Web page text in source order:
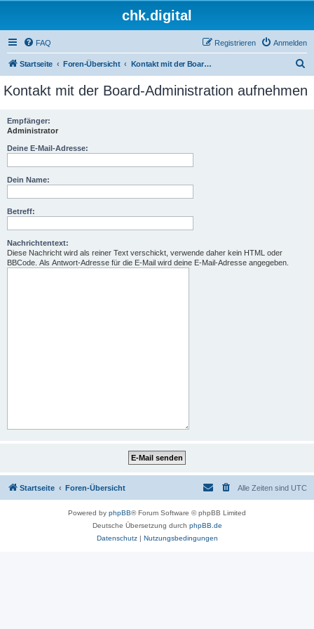
chk.digital
FAQ Anmelden
Registrieren
Startseite Foren-Übersicht Kontakt mit der Board-Administration aufnehmen
c
Kontakt mit der Board-Administration aufnehmen
Empfänger:
Administrator
Deine E-Mail-Adresse:
Dein Name:
Betreff:
Nachrichtentext:
Diese Nachricht wird als reiner Text verschickt, verwende daher kein HTML oder
BBCode. Als Antwort-Adresse für die E-Mail wird deine E-Mail-Adresse angegeben.
Startseite Foren-Übersicht Alle Zeiten sind UTC
Powered by phpBB® Forum Software © phpBB Limited
Deutsche Übersetzung durch phpBB.de
Datenschutz| Nutzungsbedingungen